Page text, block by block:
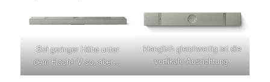
Bei geringer Höhe unter
dem Flach-TV so, aber…
klanglich gleichwertig ist die
vertikale Ausrichtung.